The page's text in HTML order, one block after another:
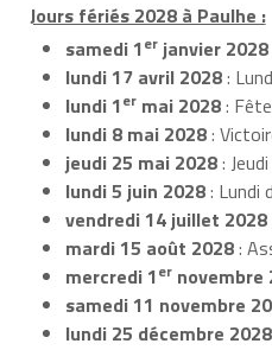
Jours fériés 2028 à Paulhe :
samedi 1er janvier 2028
lundi 17 avril 2028:
lundi 1er mai 2028:
lundi 8 mai 2028:
jeudi 25 mai 2028:
lundi 5 juin 2028: Lundi
vendredi 14 juillet 2028
mardi 15 août 2028:
mercredi 1er novembre
samedi 11 novembre
lundi 25 décembre 2028